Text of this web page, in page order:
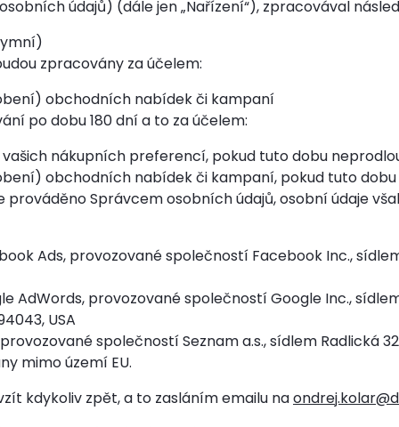
údajů) (dále jen „Nařízení“), zpracovával
zpracovány za účelem:
obchodních nabídek či kampaní
po dobu 180 dní a to za účelem:
nákupních preferencí, pokud tuto dobu
obchodních nabídek či kampaní, pokud tuto
prováděno Správcem osobních údajů, osobní údaje
Ads, provozované společností Facebook Inc., sídlem
AdWords, provozované společností Google Inc.,
USA
společností Seznam a.s., sídlem Radlická
mimo území EU.
kdykoliv zpět, a to zasláním emailu na